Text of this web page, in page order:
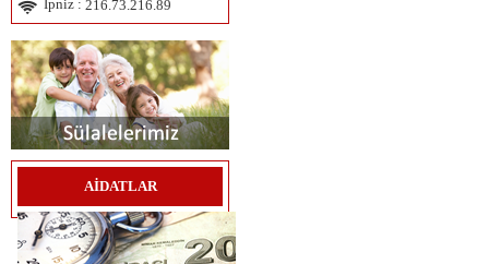
İpniz : 216.73.216.89
AİDATLAR